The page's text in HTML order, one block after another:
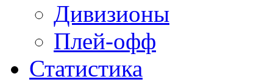
Дивизионы
Плей-офф
Статистика